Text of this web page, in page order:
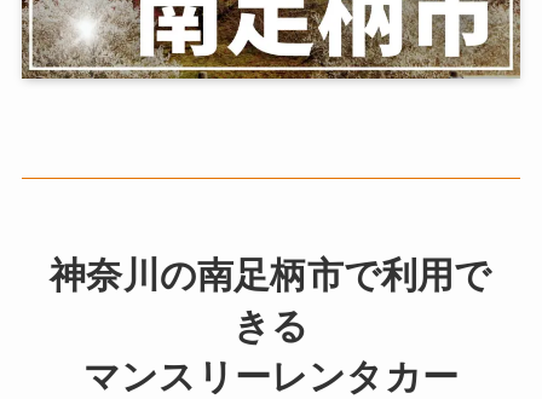
神奈川の南足柄市で利用で
きる
マンスリーレンタカー